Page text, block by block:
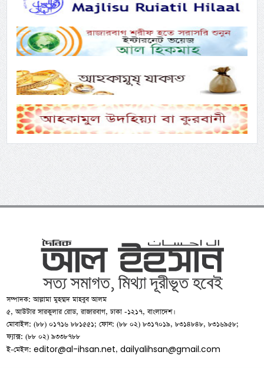
সম্পাদক: আল্লামা মুহম্মদ মাহবুব আলম
৫, আউটার সারকুলার রোড, রাজারবাগ, ঢাকা -১২১৭, বাংলাদেশ।
মোবাইল: (৮৮) ০১৭১৬ ৮৮১৫৫১; ফোন: (৮৮ ০২) ৮৩১৭০১৯, ৮৩১৪৮৪৮, ৮৩১৬৯৫৮;
ফ্যাক্স: (৮৮ ০২) ৯৩৩৮৭৮৮
ই-মেইল:editor@al-ihsan.net,dailyalihsan@gmail.com